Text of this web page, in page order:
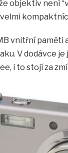
objektiv není
vnitřní paměti
V dodávce
i to stojí za